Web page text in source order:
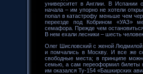
университет в Англии. В Испании
начала – им упорно не хотели
попал в катастрофу меньше чем
переезде под Кобрином «УАЗ»
семафора. Прежде чем
В нем ехали лесники – шесть
Олег Шисловский с женой
и помчались в Москву. И все же
свободные места; в принципе
семью, а сам переоформил билеты
им оказался Ту-154 «Башкирских